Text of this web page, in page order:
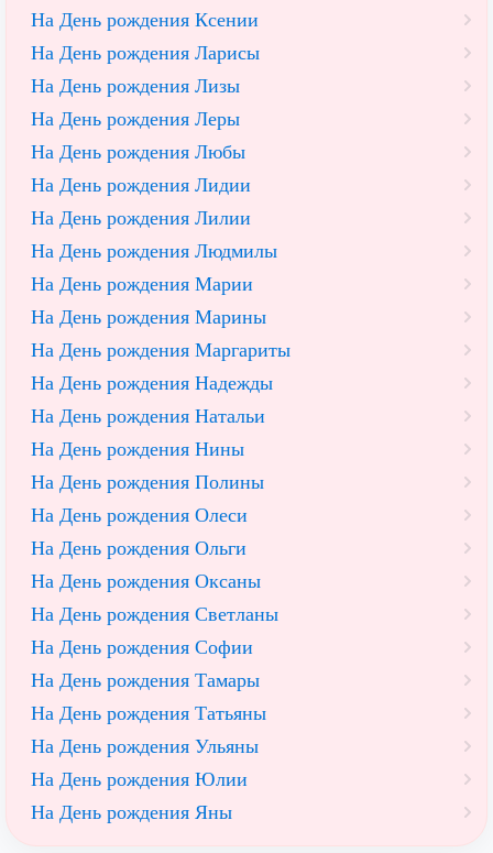
На День рождения Ксении
На День рождения Ларисы
На День рождения Лизы
На День рождения Леры
На День рождения Любы
На День рождения Лидии
На День рождения Лилии
На День рождения Людмилы
На День рождения Марии
На День рождения Марины
На День рождения Маргариты
На День рождения Надежды
На День рождения Натальи
На День рождения Нины
На День рождения Полины
На День рождения Олеси
На День рождения Ольги
На День рождения Оксаны
На День рождения Светланы
На День рождения Софии
На День рождения Тамары
На День рождения Татьяны
На День рождения Ульяны
На День рождения Юлии
На День рождения Яны